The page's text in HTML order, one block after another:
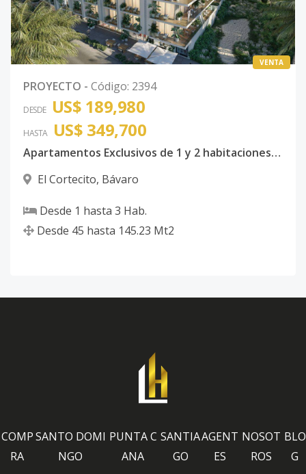
VENTA
PROYECTO - Código: 2394
DESDE US$ 189,980
HASTA US$ 349,700
Apartamentos Exclusivos de 1 y 2 habitaciones en Bávaro Punta Cana
El Cortecito, Bávaro
Desde 1 hasta 3 Hab.
Desde 45 hasta 145.23 Mt2
COMP
RA
SANTO DOMI
NGO
PUNTA C
ANA
SANTIA
GO
AGENT
ES
NOSOT
ROS
BLO
G